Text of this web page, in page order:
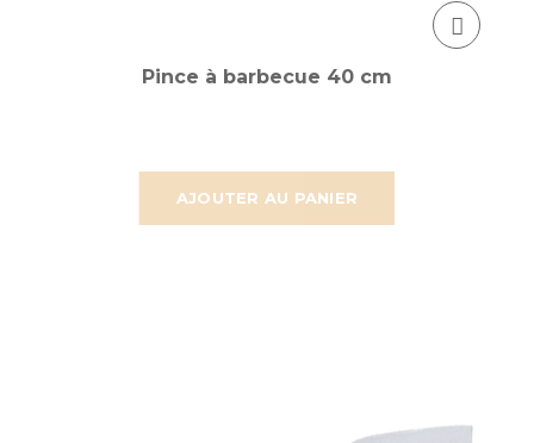
AJOUTER AU PANIER
Pince à barbecue 40 cm